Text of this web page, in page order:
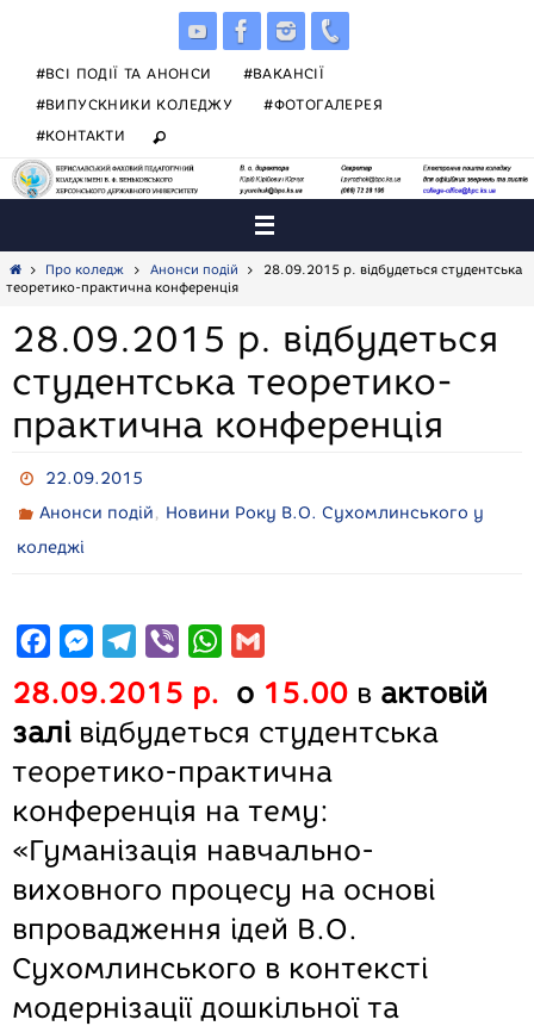
#ВСІ ПОДІЇ ТА АНОНСИ
#ВАКАНСІЇ
#ВИПУСКНИКИ КОЛЕДЖУ
#ФОТОГАЛЕРЕЯ
#КОНТАКТИ
HomeПро коледж Анонси подій
28.09.2015 р. відбудеться студентська
теоретико-практична конференція
28.09.2015 р. відбудеться
студентська теоретико-
практична конференція
22.09.2015
Анонси подій, Новини Року В.О. Сухомлинського у
коледжі
c
e
b
o
o
k
M
s
s
e
n
g
r
l
e
g
r
a
b
e
r
W
t
s
A
p
a
i
l
28.09.2015 р. о 15.00 в актовій
залі відбудеться студентська
теоретико-практична
конференція на тему:
«Гуманізація навчально-
виховного процесу на основі
впровадження ідей В.О.
Сухомлинського в контексті
модернізації дошкільної та